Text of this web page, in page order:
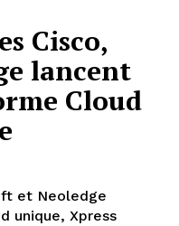
Cisco,
lancent
Cloud
et Neoledge
unique, Xpress